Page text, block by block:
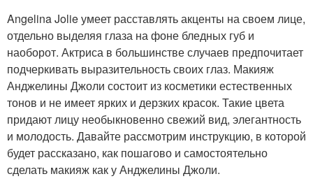
Angelina Jolie умеет расставлять акценты на своем лице,
отдельно выделяя глаза на фоне бледных губ и
наоборот. Актриса в большинстве случаев предпочитает
подчеркивать выразительность своих глаз. Макияж
Анджелины Джоли состоит из косметики естественных
тонов и не имеет ярких и дерзких красок. Такие цвета
придают лицу необыкновенно свежий вид, элегантность
и молодость. Давайте рассмотрим инструкцию, в которой
будет рассказано, как пошагово и самостоятельно
сделать макияж как у Анджелины Джоли.